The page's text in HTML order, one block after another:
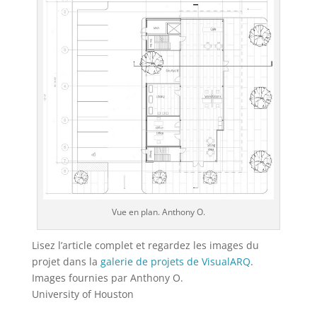
Vue en plan. Anthony O.
Lisez l’article complet et regardez les images du
projet dans la galerie de projets de VisualARQ.
Images fournies par Anthony O.
University of Houston